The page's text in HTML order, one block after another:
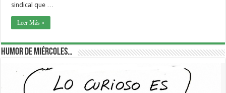
sindical que …
Leer Más »
Humor de Miércoles…